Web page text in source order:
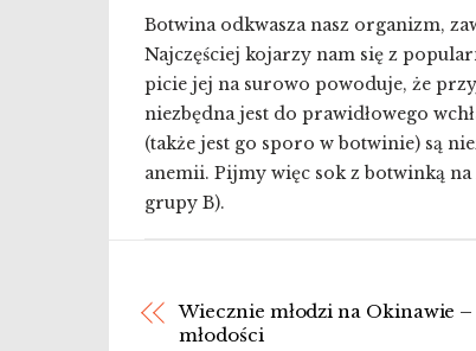
Botwina odkwasza nasz organizm,
Najczęściej kojarzy nam się z
picie jej na surowo powoduje, że
niezbędna jest do prawidłowego
(także jest go sporo w botwinie) są
anemii. Pijmy więc sok z botwinką
grupy B).
Wiecznie młodzi na Okinawie –
młodości